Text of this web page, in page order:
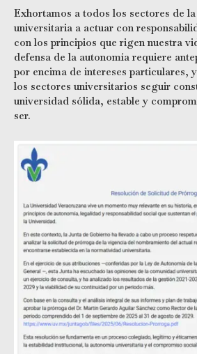
Exhortamos a todos los sectores de
universitaria a actuar con
con los principios que rigen nuestra
defensa de la autonomía requiere
por encima de intereses particulares,
los sectores universitarios seguir
universidad sólida, estable y
ser.